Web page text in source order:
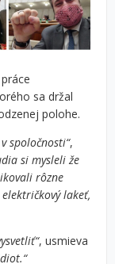
sa držal
polohe.
spoločnosti“,
si mysleli že
rôzne
lakeť,
, usmieva